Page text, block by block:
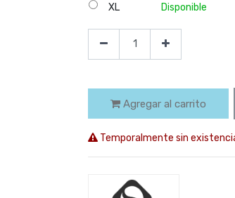
XL
Disponible
Agregar al carrito
Temporalmente sin